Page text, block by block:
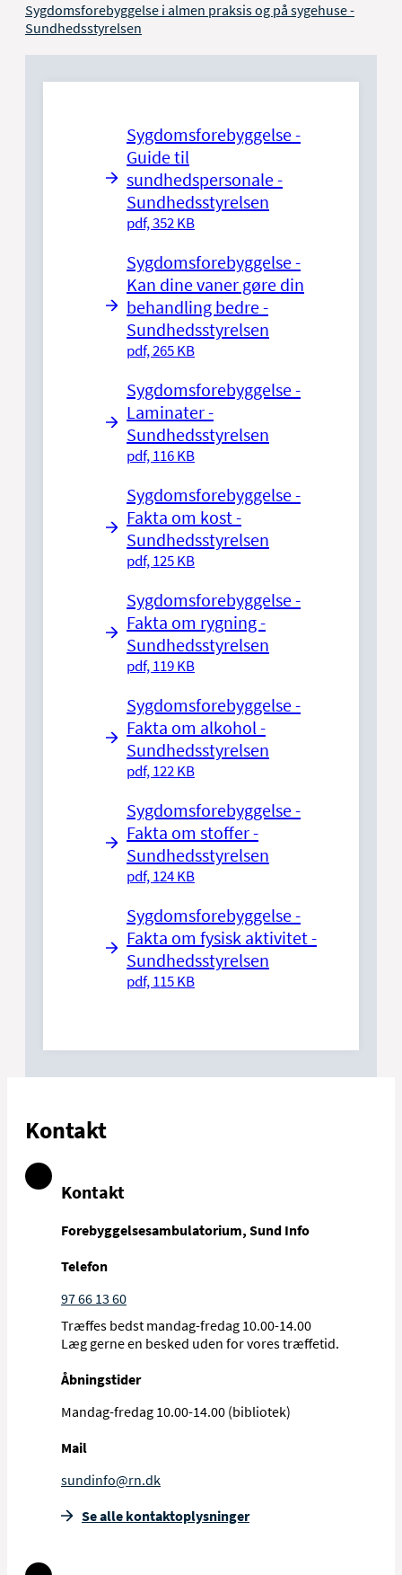
Sygdomsforebyggelse i almen praksis og på sygehuse -
Sundhedsstyrelsen
Sygdomsforebyggelse -
Guide til
sundhedspersonale -
Sundhedsstyrelsen
pdf, 352 KB
Sygdomsforebyggelse -
Kan dine vaner gøre din
behandling bedre -
Sundhedsstyrelsen
pdf, 265 KB
Sygdomsforebyggelse -
Laminater -
Sundhedsstyrelsen
pdf, 116 KB
Sygdomsforebyggelse -
Fakta om kost -
Sundhedsstyrelsen
pdf, 125 KB
Sygdomsforebyggelse -
Fakta om rygning -
Sundhedsstyrelsen
pdf, 119 KB
Sygdomsforebyggelse -
Fakta om alkohol -
Sundhedsstyrelsen
pdf, 122 KB
Sygdomsforebyggelse -
Fakta om stoffer -
Sundhedsstyrelsen
pdf, 124 KB
Sygdomsforebyggelse -
Fakta om fysisk aktivitet -
Sundhedsstyrelsen
pdf, 115 KB
Kontakt
Kontakt
Forebyggelsesambulatorium, Sund Info
Telefon
97 66 13 60
Træffes bedst mandag-fredag 10.00-14.00
Læg gerne en besked uden for vores træffetid.
Åbningstider
Mandag-fredag 10.00-14.00 (bibliotek)
Mail
sundinfo@rn.dk
Se alle kontakt­oplysninger